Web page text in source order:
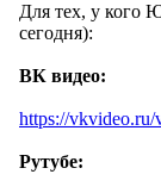
Для тех, у кого
сегодня):
ВК видео:
https://vkvideo.ru/
Рутубе: